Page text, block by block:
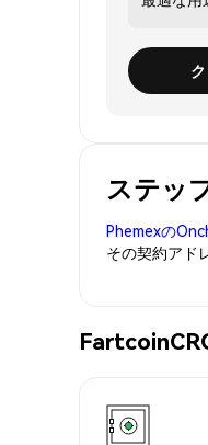
ステッ
Phemexの
その契約アド